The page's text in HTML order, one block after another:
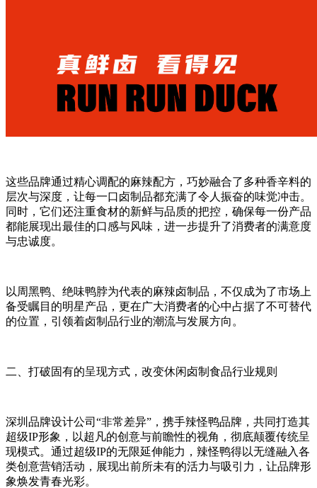
这些品牌通过精心调配的麻辣配方，巧妙融合了多种香辛料的
层次与深度，让每一口卤制品都充满了令人振奋的味觉冲击。
同时，它们还注重食材的新鲜与品质的把控，确保每一份产品
都能展现出最佳的口感与风味，进一步提升了消费者的满意度
与忠诚度。
以周黑鸭、绝味鸭脖为代表的麻辣卤制品，不仅成为了市场上
备受瞩目的明星产品，更在广大消费者的心中占据了不可替代
的位置，引领着卤制品行业的潮流与发展方向。
二、打破固有的呈现方式，改变休闲卤制食品行业规则
深圳品牌设计公司“非常差异”，携手辣怪鸭品牌，共同打造其
超级IP形象，以超凡的创意与前瞻性的视角，彻底颠覆传统呈
现模式。通过超级IP的无限延伸能力，辣怪鸭得以无缝融入各
类创意营销活动，展现出前所未有的活力与吸引力，让品牌形
象焕发青春光彩。